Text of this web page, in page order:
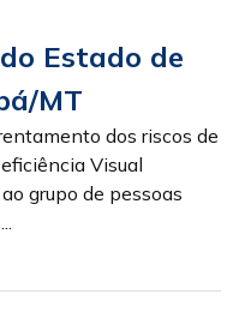
Estado de
MT
dos riscos de
Visual
grupo de pessoas